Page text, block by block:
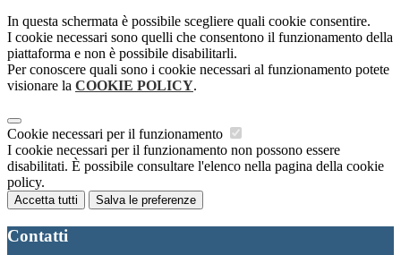
In questa schermata è possibile scegliere quali cookie consentire.
I cookie necessari sono quelli che consentono il funzionamento della
piattaforma e non è possibile disabilitarli.
Per conoscere quali sono i cookie necessari al funzionamento potete
visionare la COOKIE POLICY.
Cookie necessari per il funzionamento
I cookie necessari per il funzionamento non possono essere
disabilitati. È possibile consultare l'elenco nella pagina della cookie
policy.
Accetta tutti Salva le preferenze
Contatti